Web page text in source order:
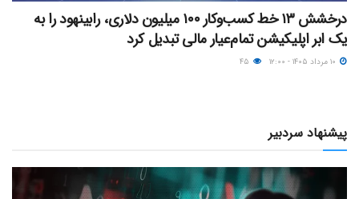
درخشش ۱۳ خط کسب‌وکار ۱۰۰ میلیون دلاری، رابینهود را به
یک ابر اپلیکیشن تمام‌عیار مالی تبدیل کرد
پیشنهاد سردبیر